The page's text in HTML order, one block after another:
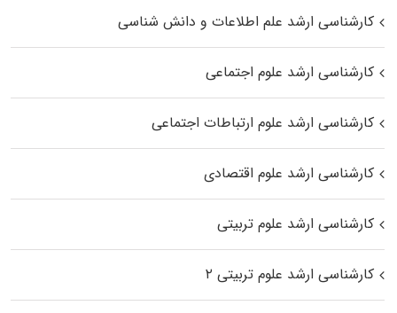
کارشناسی ارشد علم اطلاعات و دانش شناسی
کارشناسی ارشد علوم اجتماعی
کارشناسی ارشد علوم ارتباطات اجتماعی
کارشناسی ارشد علوم اقتصادی
کارشناسی ارشد علوم تربیتی
کارشناسی ارشد علوم تربیتی ۲